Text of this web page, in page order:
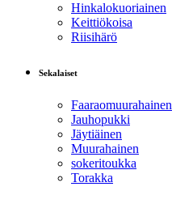
Hinkalokuoriainen
Keittiökoisa
Riisihärö
Sekalaiset
Faaraomuurahainen
Jauhopukki
Jäytiäinen
Muurahainen
sokeritoukka
Torakka